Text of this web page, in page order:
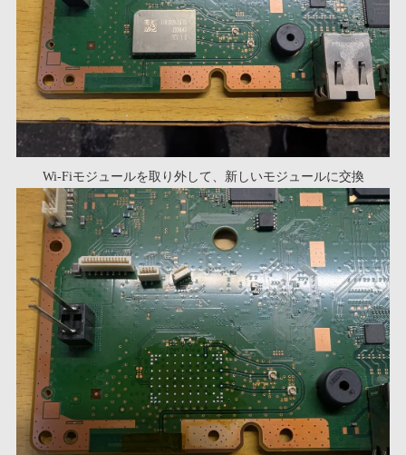
Wi-Fiモジュールを取り外して、新しいモジュールに交換